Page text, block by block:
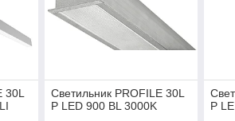
30L
Светильник PROFILE 30L
P LED 900 BL 3000K
P